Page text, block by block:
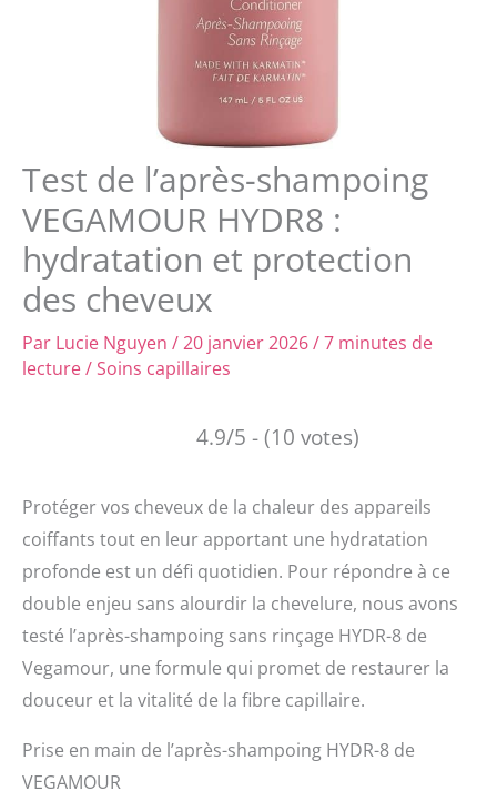
Test de l’après-shampoing
VEGAMOUR HYDR8 :
hydratation et protection
des cheveux
Par Lucie Nguyen /20 janvier 2026/7 minutes de
lecture/Soins capillaires
4.9/5 - (10 votes)
Protéger vos cheveux de la chaleur des appareils
coiffants tout en leur apportant une hydratation
profonde est un défi quotidien. Pour répondre à ce
double enjeu sans alourdir la chevelure, nous avons
testé l’après-shampoing sans rinçage HYDR-8 de
Vegamour, une formule qui promet de restaurer la
douceur et la vitalité de la fibre capillaire.
Prise en main de l’après-shampoing HYDR-8 de
VEGAMOUR